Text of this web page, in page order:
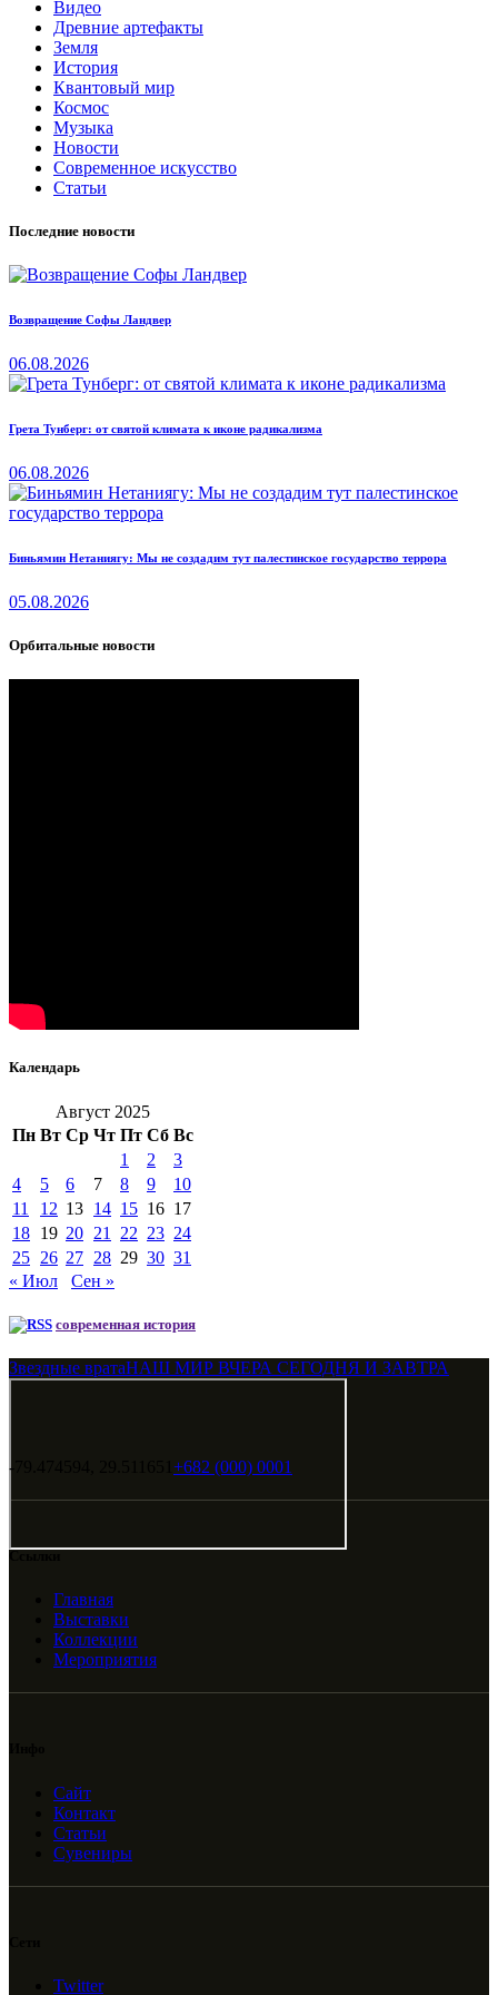
Видео
Древние артефакты
Земля
История
Квантовый мир
Космос
Музыка
Новости
Современное искусство
Статьи
Последние новости
Возвращение Софы Ландвер
06.08.2026
Грета Тунберг: от святой климата к иконе радикализма
06.08.2026
Биньямин Нетаниягу: Мы не создадим тут палестинское государство террора
05.08.2026
Орбитальные новости
Календарь
Август 2025
Пн Вт Ср Чт Пт Сб Вс
1
2
3
4
5 6 7 8 9
10
11
12 13 14 15 16 17
18 19 20 21 22 23 24
25 26 27 28 29 30 31
« Июл
Сен »
современная история
Звездные вратаНАШ МИР ВЧЕРА СЕГОДНЯ И ЗАВТРА
-79.474594, 29.511651 +682 (000) 0001
Главная
Выставки
Коллекции
Мероприятия
Сайт
Контакт
Статьи
Сувениры
Twitter